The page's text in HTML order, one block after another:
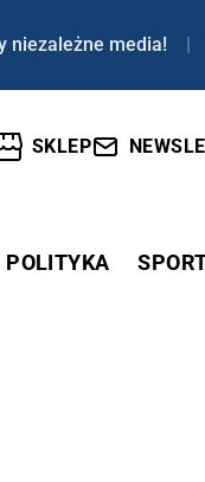
niezależne media! |
SKLEP
POLITYKA